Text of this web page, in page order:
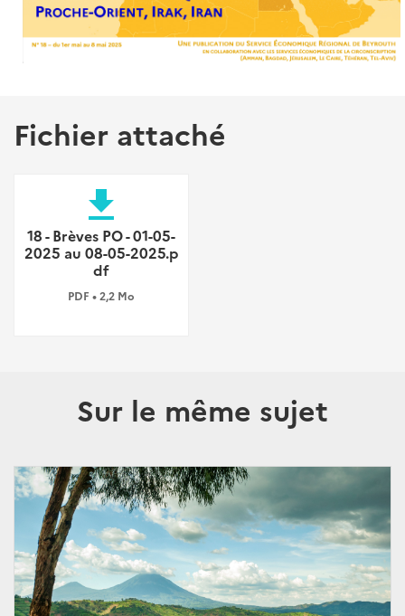
Fichier attaché
file_download
18 - Brèves PO - 01-05-
2025 au 08-05-2025.p
df
PDF • 2,2 Mo
Sur le même sujet